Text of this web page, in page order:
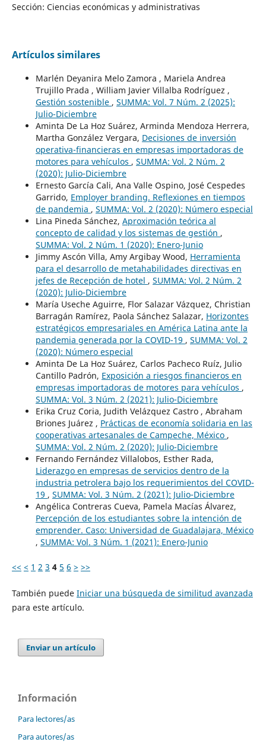
Sección: Ciencias económicas y administrativas
Artículos similares
Marlén Deyanira Melo Zamora , Mariela Andrea
Trujillo Prada , William Javier Villalba Rodríguez ,
Gestión sostenible , SUMMA: Vol. 7 Núm. 2 (2025):
Julio-Diciembre
Aminta De La Hoz Suárez, Arminda Mendoza Herrera,
Martha González Vergara, Decisiones de inversión
operativa-financieras en empresas importadoras de
motores para vehículos , SUMMA: Vol. 2 Núm. 2
(2020): Julio-Diciembre
Ernesto García Cali, Ana Valle Ospino, José Cespedes
Garrido, Employer branding. Reflexiones en tiempos
de pandemia , SUMMA: Vol. 2 (2020): Número especial
Lina Pineda Sánchez, Aproximación teórica al
concepto de calidad y los sistemas de gestión ,
SUMMA: Vol. 2 Núm. 1 (2020): Enero-Junio
Jimmy Ascón Villa, Amy Argibay Wood, Herramienta
para el desarrollo de metahabilidades directivas en
jefes de Recepción de hotel , SUMMA: Vol. 2 Núm. 2
(2020): Julio-Diciembre
María Useche Aguirre, Flor Salazar Vázquez, Christian
Barragán Ramírez, Paola Sánchez Salazar, Horizontes
estratégicos empresariales en América Latina ante la
pandemia generada por la COVID-19 , SUMMA: Vol. 2
(2020): Número especial
Aminta De La Hoz Suárez, Carlos Pacheco Ruíz, Julio
Cantillo Padrón, Exposición a riesgos financieros en
empresas importadoras de motores para vehículos ,
SUMMA: Vol. 3 Núm. 2 (2021): Julio-Diciembre
Erika Cruz Coria, Judith Velázquez Castro , Abraham
Briones Juárez , Prácticas de economía solidaria en las
cooperativas artesanales de Campeche, México ,
SUMMA: Vol. 2 Núm. 2 (2020): Julio-Diciembre
Fernando Fernández Villalobos, Esther Rada,
Liderazgo en empresas de servicios dentro de la
industria petrolera bajo los requerimientos del COVID-
19 , SUMMA: Vol. 3 Núm. 2 (2021): Julio-Diciembre
Angélica Contreras Cueva, Pamela Macías Álvarez,
Percepción de los estudiantes sobre la intención de
emprender. Caso: Universidad de Guadalajara, México
, SUMMA: Vol. 3 Núm. 1 (2021): Enero-Junio
<< < 1 2 3 4 5 6 > >>
También puede Iniciar una búsqueda de similitud avanzada
para este artículo.
Enviar un artículo
Información
Para lectores/as
Para autores/as